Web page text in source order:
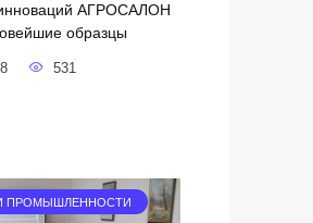
АГРОСАЛОН
образцы
531
ПРОМЫШЛЕННОСТИ